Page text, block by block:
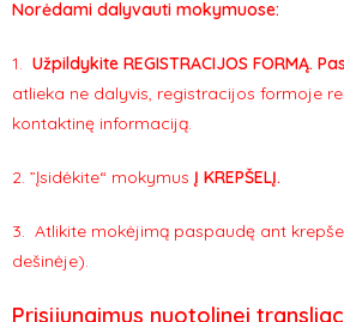
Norėdami dalyvauti mokymuose:
1. Užpildykite REGISTRACIJOS FORMĄ.
atlieka ne dalyvis, registracijos formoje
kontaktinę informaciją.
2. ”Įsidėkite“ mokymus Į KREPŠELĮ.
3. Atlikite mokėjimą paspaudę ant
dešinėje).
Prisijungimus nuotolinei